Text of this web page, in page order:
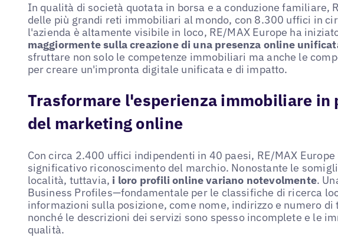
In qualità di società quotata in borsa e a conduzione familiare,
delle più grandi reti immobiliari al mondo, con 8.300 uffici in
l'azienda è altamente visibile in loco, RE/MAX Europe ha
maggiormente sulla creazione di una presenza online
sfruttare non solo le competenze immobiliari ma anche le
per creare un'impronta digitale unificata e di impatto.
Trasformare l'esperienza immobiliare in
del marketing online
Con circa 2.400 uffici indipendenti in 40 paesi, RE/MAX
significativo riconoscimento del marchio. Nonostante le
località, tuttavia, i loro profili online variano notevolmente.
Business Profiles—fondamentale per le classifiche di ricerca
informazioni sulla posizione, come nome, indirizzo e numero di
nonché le descrizioni dei servizi sono spesso incomplete e le
qualità.